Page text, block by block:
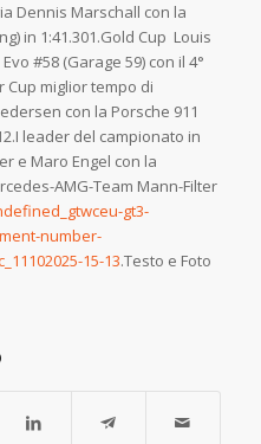
Dennis Marschall con la
in 1:41.301.Gold Cup Louis
#58 (Garage 59) con il 4°
Cup miglior tempo di
con la Porsche 911
leader del campionato in
e Maro Engel con la
AMG-Team Mann-Filter
gt3-
number-
15-13.Testo e Foto